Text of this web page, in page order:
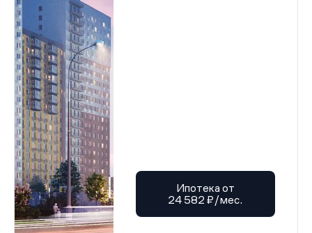
Ипотека от
24 582 ₽/мес.